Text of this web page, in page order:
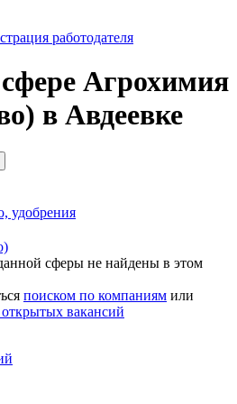
работодателя
Агрохимия
в Авдеевке
удобрения
сферы не найдены в этом
поиском по компаниям или
вакансий